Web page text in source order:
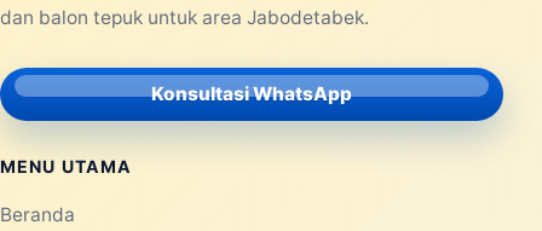
dan balon tepuk untuk area Jabodetabek.
Konsultasi WhatsApp
MENU UTAMA
Beranda